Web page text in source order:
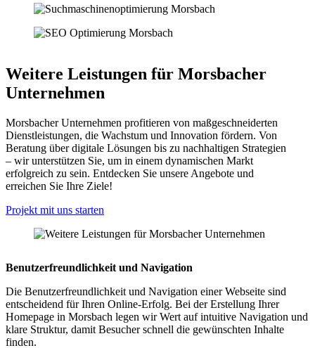
Weitere Leistungen für Morsbacher
Unternehmen
Morsbacher Unternehmen profitieren von maßgeschneiderten
Dienstleistungen, die Wachstum und Innovation fördern. Von
Beratung über digitale Lösungen bis zu nachhaltigen Strategien
– wir unterstützen Sie, um in einem dynamischen Markt
erfolgreich zu sein. Entdecken Sie unsere Angebote und
erreichen Sie Ihre Ziele!
Projekt mit uns starten
Benutzerfreundlichkeit und Navigation
Die Benutzerfreundlichkeit und Navigation einer Webseite sind
entscheidend für Ihren Online-Erfolg. Bei der Erstellung Ihrer
Homepage in Morsbach legen wir Wert auf intuitive Navigation und
klare Struktur, damit Besucher schnell die gewünschten Inhalte
finden.